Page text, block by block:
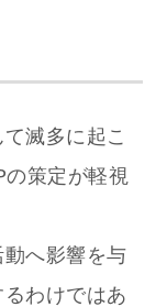
滅多に起こ
策定が軽視
へ影響を与
わけではあ